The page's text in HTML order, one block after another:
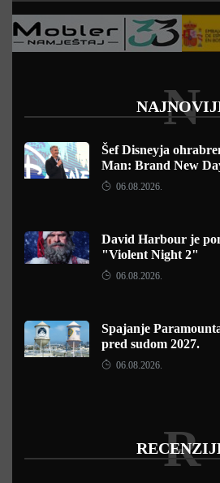
N
Šef Disneyja
Man: Brand New
06.08.2026.
David Harbour je
"Violent Night 2"
06.08.2026.
Spajanje
pred sudom 2027.
06.08.2026.
R